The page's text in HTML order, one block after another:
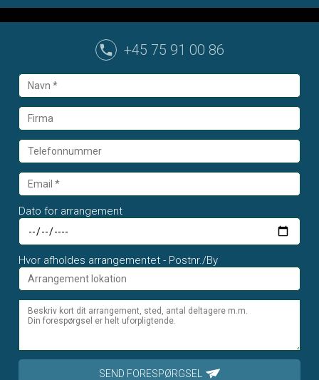
+45 75 91 00 86
Dato for arrangement
Hvor afholdes arrangementet - Postnr./By
SEND FORESPØRGSEL